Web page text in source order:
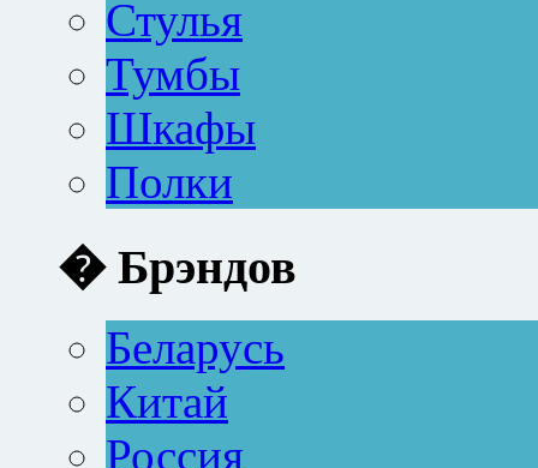
Стулья
Тумбы
Шкафы
Полки
� Брэндов
Беларусь
Китай
Россия